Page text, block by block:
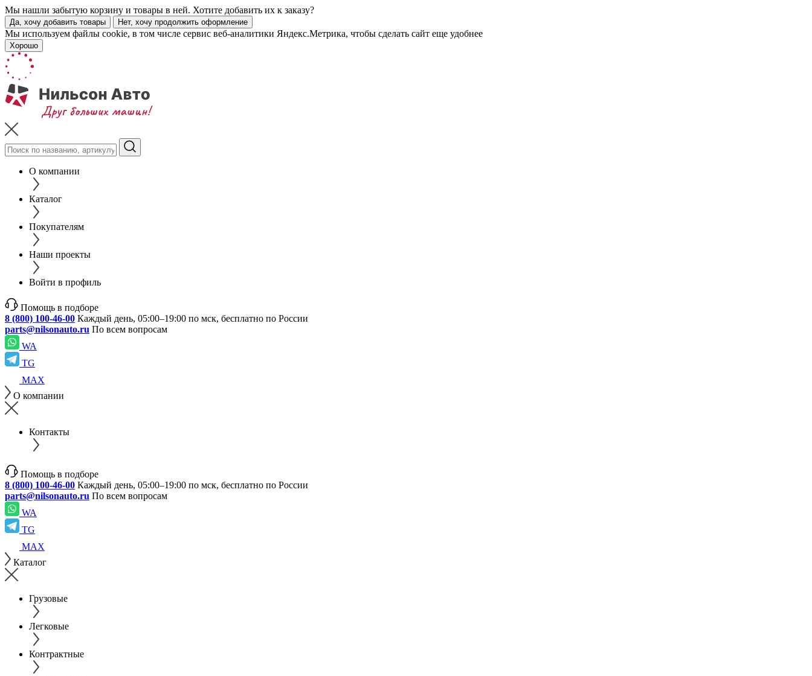
Мы нашли забытую корзину и товары в ней. Хотите добавить их к заказу?
Да, хочу добавить товары Нет, хочу продолжить оформление
Мы используем файлы cookie, в том числе сервис веб-аналитики Яндекс.Метрика, чтобы сделать сайт еще удобнее
Хорошо
О компании
Каталог
Покупателям
Наши проекты
Войти в профиль
Помощь в подборе
8 (800) 100-46-00 Каждый день, 05:00–19:00 по мск, бесплатно по России
parts@nilsonauto.ru По всем вопросам
WA
TG
MAX
О компании
Контакты
Помощь в подборе
8 (800) 100-46-00 Каждый день, 05:00–19:00 по мск, бесплатно по России
parts@nilsonauto.ru По всем вопросам
WA
TG
MAX
Каталог
Грузовые
Легковые
Контрактные